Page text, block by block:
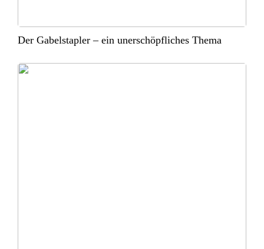
Der Gabelstapler – ein unerschöpfliches Thema